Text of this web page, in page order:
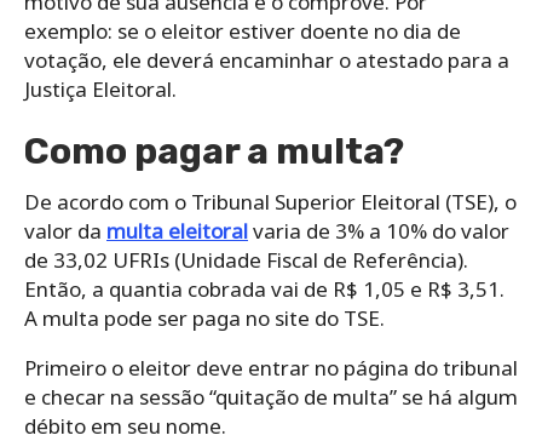
exemplo: se o eleitor estiver doente no dia de
votação, ele deverá encaminhar o atestado para a
Justiça Eleitoral.
Como pagar a multa?
De acordo com o Tribunal Superior Eleitoral (TSE), o
valor da multa eleitoralvaria de 3% a 10% do valor
de 33,02 UFRIs (Unidade Fiscal de Referência).
Então, a quantia cobrada vai de R$ 1,05 e R$ 3,51.
A multa pode ser paga no site do TSE.
Primeiro o eleitor deve entrar no página do tribunal
e checar na sessão “quitação de multa” se há algum
débito em seu nome.